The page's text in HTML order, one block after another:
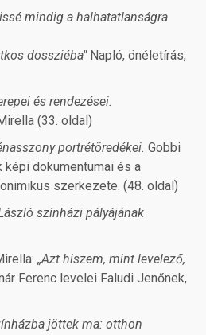
mindig a halhatatlanságra
dossziéba" Napló, önéletírás,
és rendezései.
(33. oldal)
portrétöredékei. Gobbi
dokumentumai és a
szerkezete. (48. oldal)
színházi pályájának
„Azt hiszem, mint levelező,
Ferenc levelei Faludi Jenőnek,
jöttek ma: otthon